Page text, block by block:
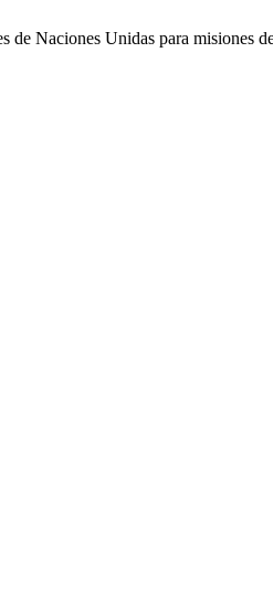
de Naciones Unidas para misiones